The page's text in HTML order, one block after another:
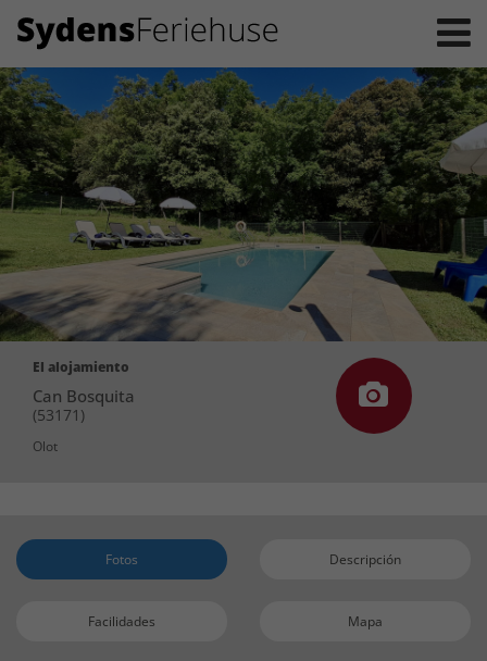
El alojamiento
Can Bosquita
(53171)
Olot
Fotos Descripción
Facilidades Mapa